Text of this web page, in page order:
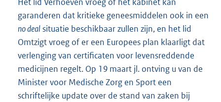
garanderen dat kritieke geneesmiddelen ook in een
no dealsituatie beschikbaar zullen zijn, en het lid
Omtzigt vroeg of er een Europees plan klaarligt dat
verlenging van certificaten voor levensreddende
medicijnen regelt. Op 19 maart jl. ontving u van de
Minister voor Medische Zorg en Sport een
schriftelijke update over de stand van zaken bij